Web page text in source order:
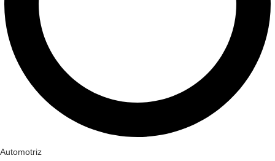
Automotriz